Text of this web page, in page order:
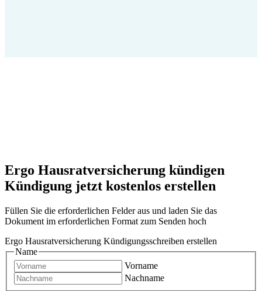
Ergo Hausratversicherung kündigen
Kündigung jetzt kostenlos erstellen
Füllen Sie die erforderlichen Felder aus und laden Sie das
Dokument im erforderlichen Format zum Senden hoch
Ergo Hausratversicherung Kündigungsschreiben erstellen
Name
Vorname
Nachname